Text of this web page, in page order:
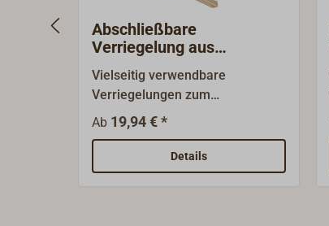
Abschließbare
Verriegelung aus
vernickeltem Messing
Vielseitig verwendbare
Verriegelungen zum
Abschließen von Schapps,
Steckschotten, Schranktüren
oder Briefkästen. Der Korpus ist
aus vernickeltem Messing, die
Ab 19,94 € *
Details